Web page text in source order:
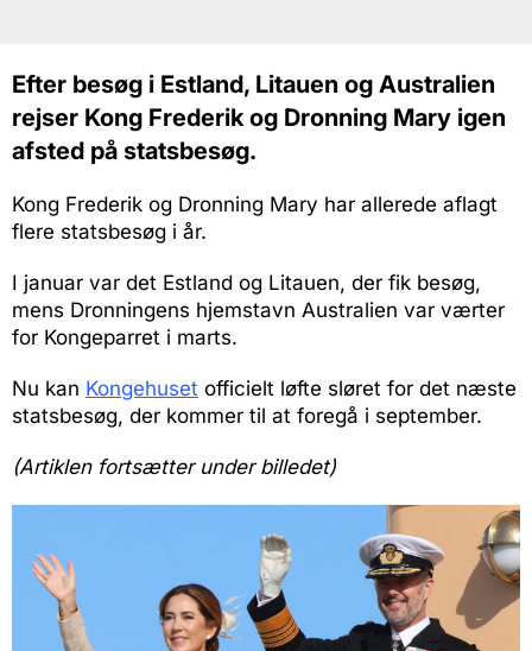
Efter besøg i Estland, Litauen og Australien
rejser Kong Frederik og Dronning Mary igen
afsted på statsbesøg.
Kong Frederik og Dronning Mary har allerede aflagt
flere statsbesøg i år.
I januar var det Estland og Litauen, der fik besøg,
mens Dronningens hjemstavn Australien var værter
for Kongeparret i marts.
Nu kan Kongehuset officielt løfte sløret for det næste
statsbesøg, der kommer til at foregå i september.
(Artiklen fortsætter under billedet)